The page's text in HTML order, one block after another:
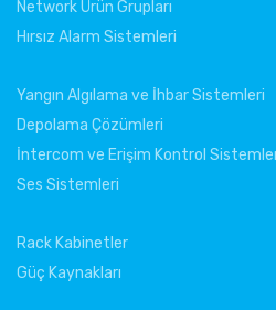
Network Ürün Grupları
Hırsız Alarm Sistemleri
Yangın Algılama ve İhbar Sistemleri
Depolama Çözümleri
İntercom ve Erişim Kontrol
Ses Sistemleri
Rack Kabinetler
Güç Kaynakları